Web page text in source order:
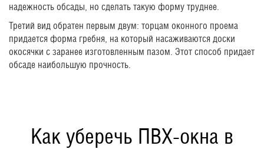
надежность обсады, но сделать такую форму труднее.
Третий вид обратен первым двум: торцам оконного проема
придается форма гребня, на который насаживаются доски
окосячки с заранее изготовленным пазом. Этот способ придает
обсаде наибольшую прочность.
Как уберечь ПВХ-окна в